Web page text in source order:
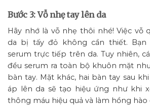
Bước 3: Vỗ nhẹ tay lên da
Hãy nhớ là vỗ nhẹ thôi nhé! Việc vỗ
da bị tấy đỏ không cần thiết.
serum trực tiếp trên da. Tuy nhiên,
đều serum ra toàn bộ khuôn mặt
bàn tay. Mặt khác, hai bàn tay sau
áp lên da sẽ tạo hiệu ứng như khi
thông máu hiệu quả và làm hồng hào